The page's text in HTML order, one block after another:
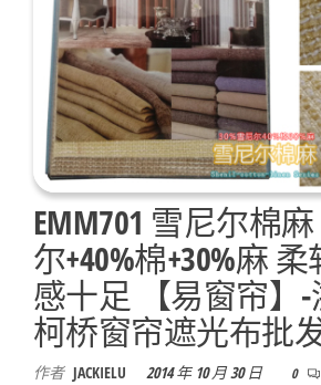
EMM701 雪尼尔棉
尔+40%棉+30%麻
感十足 【易窗帘】
柯桥窗帘遮光布批
作者 JACKIELU 2014 年 10 月 30 日 0